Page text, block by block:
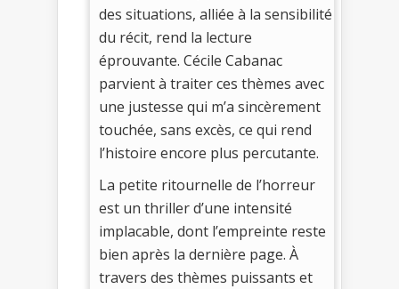
des situations, alliée à la sensibilité
du récit, rend la lecture
éprouvante. Cécile Cabanac
parvient à traiter ces thèmes avec
une justesse qui m’a sincèrement
touchée, sans excès, ce qui rend
l’histoire encore plus percutante.
La petite ritournelle de l’horreur
est un thriller d’une intensité
implacable, dont l’empreinte reste
bien après la dernière page. À
travers des thèmes puissants et